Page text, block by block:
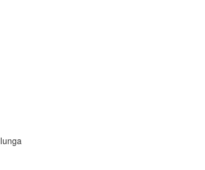
Iunga